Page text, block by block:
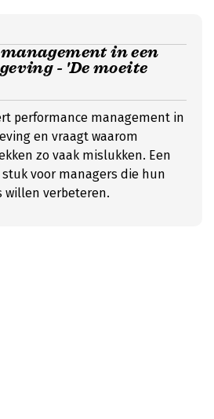
in een
- 'De moeite
performance management in
en vraagt waarom
zo vaak mislukken. Een
voor managers die hun
willen verbeteren.